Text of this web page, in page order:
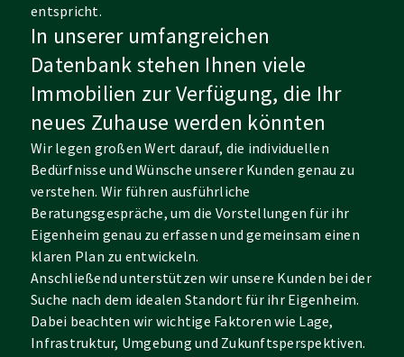
entspricht.
In unserer umfangreichen
Datenbank stehen Ihnen viele
Immobilien zur Verfügung, die Ihr
neues Zuhause werden könnten
Wir legen großen Wert darauf, die individuellen
Bedürfnisse und Wünsche unserer Kunden genau zu
verstehen. Wir führen ausführliche
Beratungsgespräche, um die Vorstellungen für ihr
Eigenheim genau zu erfassen und gemeinsam einen
klaren Plan zu entwickeln.
Anschließend unterstützen wir unsere Kunden bei der
Suche nach dem idealen Standort für ihr Eigenheim.
Dabei beachten wir wichtige Faktoren wie Lage,
Infrastruktur, Umgebung und Zukunftsperspektiven.